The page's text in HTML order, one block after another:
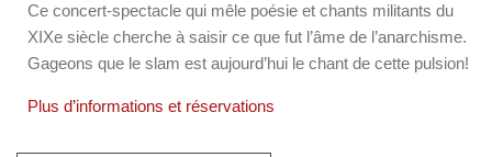
Ce concert-spectacle qui mêle poésie et chants militants du
XIXe siècle cherche à saisir ce que fut l’âme de l’anarchisme.
Gageons que le slam est aujourd’hui le chant de cette pulsion!
Plus d’informations et réservations